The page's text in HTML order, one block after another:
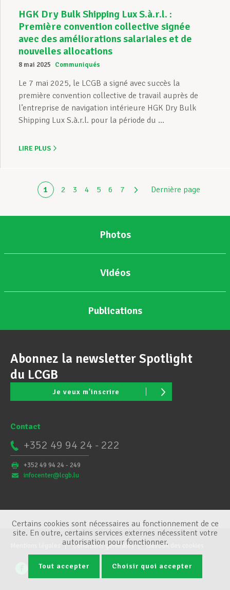
HGK Dry Bulk Shipping Lux S.à.r.l. :
Première convention collective signée
avec des améliorations salariales et de
nouvelles allocations
8 mai 2025 Communiqués
Le 7 mai 2025, le LCGB a signé avec succès la
première convention collective de travail auprès de
l’entreprise de navigation intérieure HGK Dry Bulk
Shipping Lux S.à.r.l. pour la période du ...
LIRE PLUS
1 2 3 4 5 6 7 Dernière page
Photos
Vidéos
Publications
Abonnez la newsletter Spotlight
du LCGB
Je veux m'inscrire
Contact
+352 49 94 24 - 222
+352 49 94 24 - 249
infocenter@lcgb.lu
Conditions générales Gestion des cookies
Certains cookies sont nécessaires au fonctionnement de ce
site. En outre, certains services externes nécessitent votre
autorisation pour fonctionner.
Tout accepter Choisir quoi accepter